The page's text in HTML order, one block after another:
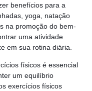
benefícios para a
yoga, natação
na promoção do bem-
uma atividade
em sua rotina diária.
físicos é essencial
um equilíbrio
exercícios físicos